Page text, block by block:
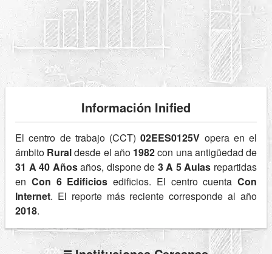
Información Inified
El centro de trabajo (CCT)02EES0125V opera en el
ámbito Ruraldesde el año 1982con una antigüedad de
31 A 40 Añosaños, dispone de 3 A 5 Aulas repartidas
en Con 6 Edificios edificios. El centro cuenta Con
Internet. El reporte más reciente corresponde al año
2018.